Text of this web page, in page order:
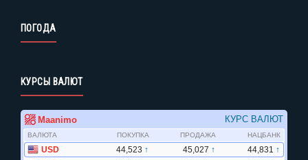
ПОГОДА
КУРСЫ ВАЛЮТ